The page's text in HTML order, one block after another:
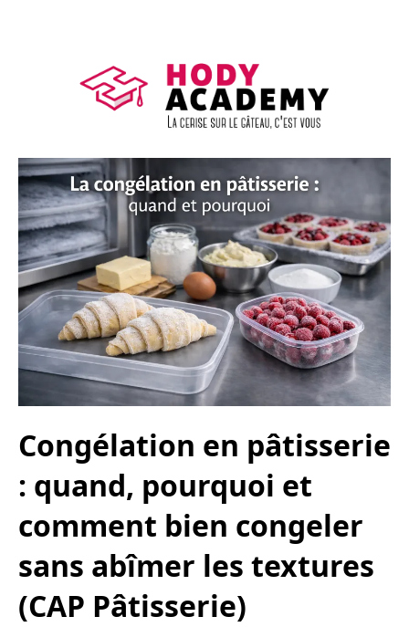
Congélation en pâtisserie
: quand, pourquoi et
comment bien congeler
sans abîmer les textures
(CAP Pâtisserie)